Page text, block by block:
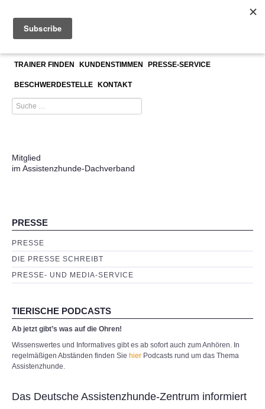
TRAINER FINDEN KUNDENSTIMMEN PRESSE-SERVICE
BESCHWERDESTELLE KONTAKT
Mitglied
im Assistenzhunde-Dachverband
PRESSE
PRESSE
DIE PRESSE SCHREIBT
PRESSE- UND MEDIA-SERVICE
TIERISCHE PODCASTS
Ab jetzt gibt’s was auf die Ohren!
Wissenswertes und Informatives gibt es ab sofort auch zum Anhören. In
regelmäßigen Abständen finden Sie hier Podcasts rund um das Thema
Assistenzhunde.
Das Deutsche Assistenzhunde-Zentrum informiert
≡